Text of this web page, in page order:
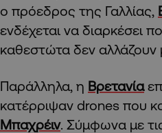
ο πρόεδρος της Γαλλίας,
ενδέχεται να διαρκέσει
καθεστώτα δεν αλλάζουν
Παράλληλα, η Βρετανία
κατέρριψαν drones που
Μπαχρέιν. Σύμφωνα με